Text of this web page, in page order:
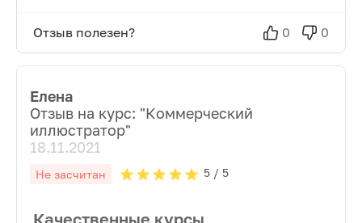
Отзыв полезен? 0 0
Елена
Отзыв на курс: "Коммерческий
иллюстратор"
18.11.2021
Не засчитан 5/ 5
Качественные курсы